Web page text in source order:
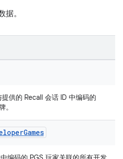
。
供的 Recall 会话 ID 中编码的
。
Games